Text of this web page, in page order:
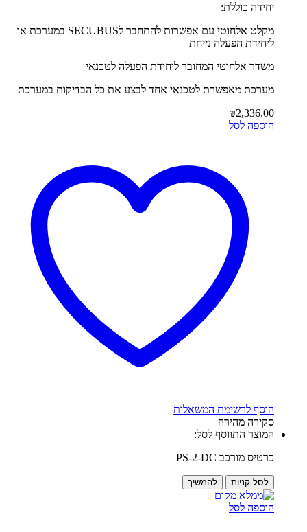
יחידה כוללת:
מקלט אלחוטי עם אפשרות להתחבר לSECUBUS במערכת או
ליחידת הפעלה נייחת
משדר אלחוטי המחובר ליחידת הפעלה לטכנאי
מערכת מאפשרת לטכנאי אחד לבצע את כל הבדיקות במערכת
₪2,336.00
הוספה לסל
הוסף לרשימת המשאלות
סקירה מהירה
המוצר התווסף לסל:
כרטיס מורכב PS-2-DC
לסל קניות להמשיך
הוספה לסל